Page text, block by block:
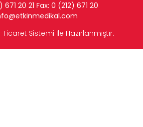
671 20 21 Fax: 0 (212) 671 20
@etkinmedikal.com
Ticaret Sistemi İle Hazırlanmıştır.